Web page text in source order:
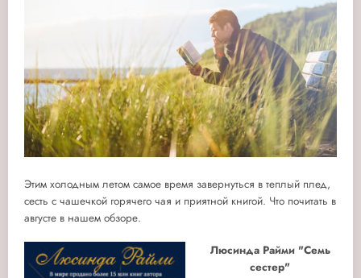
Этим холодным летом самое время завернуться в теплый плед,
сесть с чашечкой горячего чая и приятной книгой. Что почитать в
августе в нашем обзоре.
Люсинда Райми "Семь
сестер"